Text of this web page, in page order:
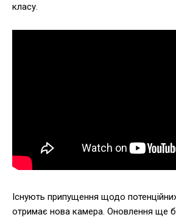
класу.
Існують припущення щодо
отримає нова камера. Оновлення ще